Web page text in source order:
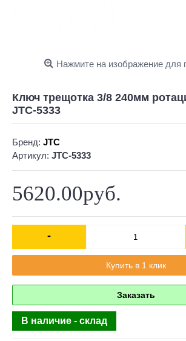
Нажмите на изображение для
Ключ трещотка 3/8 240мм
JTC-5333
Бренд: JTC
Артикул: JTC-5333
5620.00руб.
-
Купить в 1 клик
Заказать
В наличие - склад